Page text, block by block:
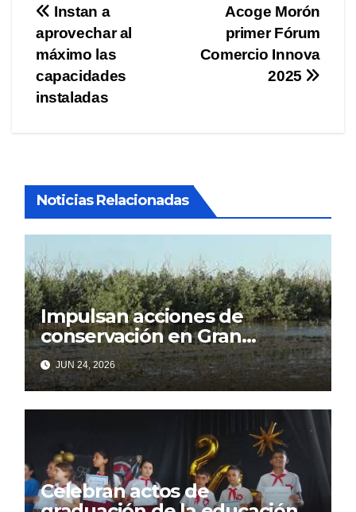
Navegación
de
entradas
Acoge Morón
primer Fórum
Comercio Innova
2025
Instan a
aprovechar al
máximo las
capacidades
instaladas
Noticias Relacionadas
Impulsan acciones de
conservación en Gran
Humedal
JUN 24, 2026
Celebran actos de